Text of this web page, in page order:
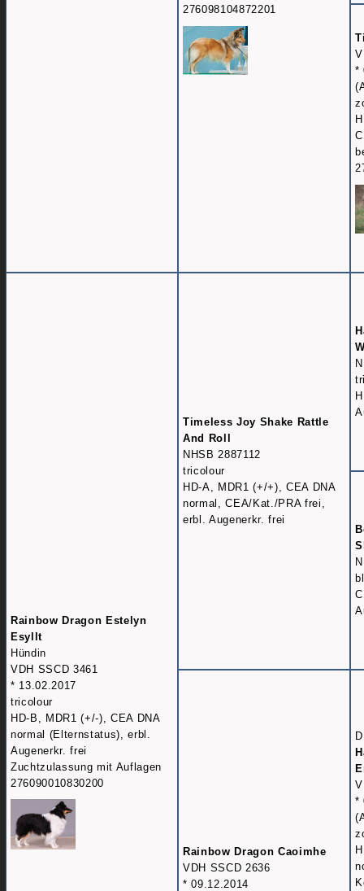
276098104872201
*
Rainbow Dragon Estelyn
Esyllt
Hündin
VDH SSCD 3461
* 13.02.2017
tricolour
HD-B, MDR1 (+/-), CEA DNA
normal (Elternstatus), erbl.
Augenerkr. frei
Zuchtzulassung mit Auflagen
276090010830200
Timeless Joy Shake Rattle
And Roll
NHSB 2887112
tricolour
HD-A, MDR1 (+/+), CEA DNA
normal, CEA/Kat./PRA frei,
erbl. Augenerkr. frei
Rainbow Dragon Caoimhe
VDH SSCD 2636
* 09.12.2014
*